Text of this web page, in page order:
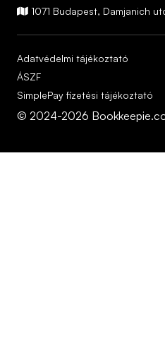
 1071 Budapest, Damjanich
© 2024-2026
Adatvédelmi tájékoztató
ÁSZF
SimplePay fizetési tájékoztató